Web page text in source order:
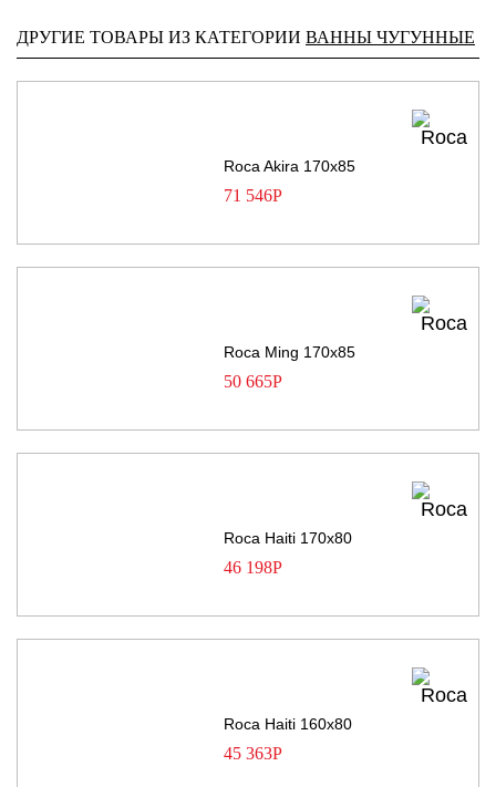
ДРУГИЕ ТОВАРЫ ИЗ КАТЕГОРИИ ВАННЫ ЧУГУННЫЕ
Roca Akira 170х85
71 546Р
Roca Ming 170х85
50 665Р
Roca Haiti 170х80
46 198Р
Roca Haiti 160х80
45 363Р